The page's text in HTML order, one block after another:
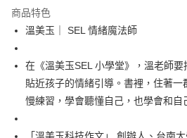
宅配
每筆NT$100，滿NT$499(含以上)免運費
商品特色
溫美玉｜ SEL 情緒魔法師
在《溫美玉SEL 小學堂》，溫老師
貼近孩子的情緒引導。書裡，住著
慢練習，學會聽懂自己，也學會和自